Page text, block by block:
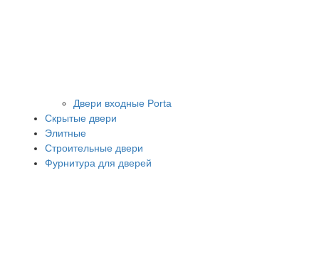
Двери входные Porta
Скрытые двери
Элитные
Строительные двери
Фурнитура для дверей